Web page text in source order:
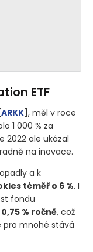
ETF
[ARKK] , měl v roce
1 000 % za
2022 ale ukázal
na inovace.
a k
téměř o 6 %. I
fondu
0,75 % ročně, což
pro mnohé stává